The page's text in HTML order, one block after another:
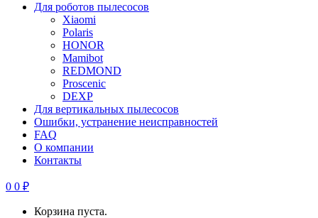
Для роботов пылесосов
Xiaomi
Polaris
HONOR
Mamibot
REDMOND
Proscenic
DEXP
Для вертикальных пылесосов
Ошибки, устранение неисправностей
FAQ
О компании
Контакты
0 0 ₽
Корзина пуста.